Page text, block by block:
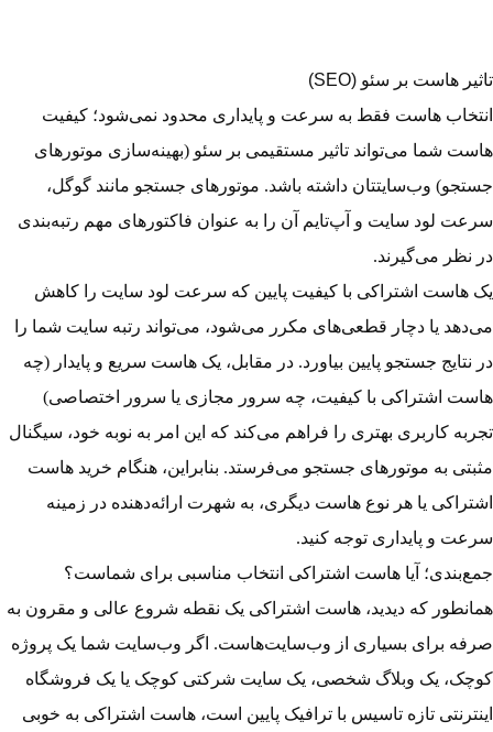
تاثیر هاست بر سئو (SEO)
انتخاب هاست فقط به سرعت و پایداری محدود نمی‌شود؛ کیفیت
هاست شما می‌تواند تاثیر مستقیمی بر سئو (بهینه‌سازی موتورهای
جستجو) وب‌سایتتان داشته باشد. موتورهای جستجو مانند گوگل،
سرعت لود سایت و آپ‌تایم آن را به عنوان فاکتورهای مهم رتبه‌بندی
در نظر می‌گیرند.
یک هاست اشتراکی با کیفیت پایین که سرعت لود سایت را کاهش
می‌دهد یا دچار قطعی‌های مکرر می‌شود، می‌تواند رتبه سایت شما را
در نتایج جستجو پایین بیاورد. در مقابل، یک هاست سریع و پایدار (چه
هاست اشتراکی با کیفیت، چه سرور مجازی یا سرور اختصاصی)
تجربه کاربری بهتری را فراهم می‌کند که این امر به نوبه خود، سیگنال
مثبتی به موتورهای جستجو می‌فرستد. بنابراین، هنگام خرید هاست
اشتراکی یا هر نوع هاست دیگری، به شهرت ارائه‌دهنده در زمینه
سرعت و پایداری توجه کنید.
جمع‌بندی؛ آیا هاست اشتراکی انتخاب مناسبی برای شماست؟
همانطور که دیدید، هاست اشتراکی یک نقطه شروع عالی و مقرون به
صرفه برای بسیاری از وب‌سایت‌هاست. اگر وب‌سایت شما یک پروژه
کوچک، یک وبلاگ شخصی، یک سایت شرکتی کوچک یا یک فروشگاه
اینترنتی تازه تاسیس با ترافیک پایین است، هاست اشتراکی به خوبی